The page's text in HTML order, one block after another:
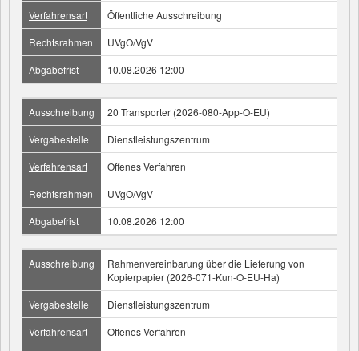
Verfahrensart
Öffentliche Ausschreibung
Rechtsrahmen
UVgO/VgV
Abgabefrist
10.08.2026 12:00
Ausschreibung
20 Transporter (2026-080-App-O-EU)
Vergabestelle
Dienstleistungszentrum
Verfahrensart
Offenes Verfahren
Rechtsrahmen
UVgO/VgV
Abgabefrist
10.08.2026 12:00
Ausschreibung
Rahmenvereinbarung über die Lieferung von
Kopierpapier (2026-071-Kun-O-EU-Ha)
Vergabestelle
Dienstleistungszentrum
Verfahrensart
Offenes Verfahren